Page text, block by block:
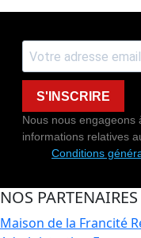
S'INSCRIRE
Nous nous engageons
informations relatives
Conditions
NOS PARTENAIRES
Maison de la Francité